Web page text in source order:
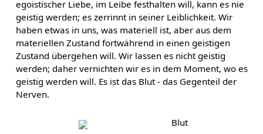
egoistischer Liebe, im Leibe festhalten will, kann es nie
geistig werden; es zerrinnt in seiner Leiblichkeit. Wir
haben etwas in uns, was materiell ist, aber aus dem
materiellen Zustand fortwährend in einen geistigen
Zustand übergehen will. Wir lassen es nicht geistig
werden; daher vernichten wir es in dem Moment, wo es
geistig werden will. Es ist das Blut - das Gegenteil der
Nerven.
Blut